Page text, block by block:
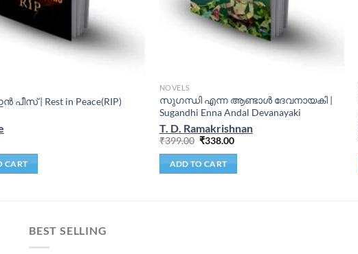
പീസ് | Rest in Peace(RIP)
CART
NOVELS
സുഗന്ധി എന്ന ആണ്ടാള്‍ ദേവനായകി |
Sugandhi Enna Andal Devanayaki
T. D. Ramakrishnan
₹399.00 ₹338.00
ADD TO CART
BEST SELLING